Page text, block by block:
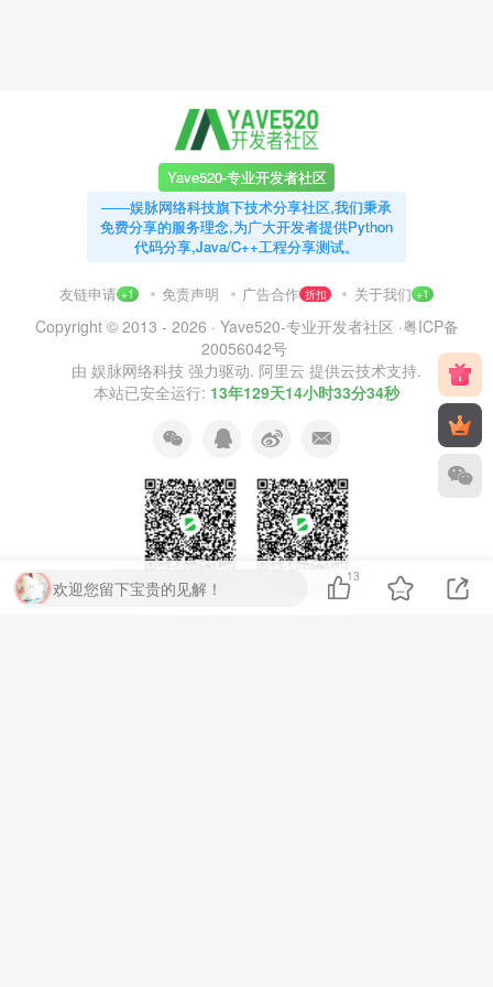
Yave520-专业开发者社区
——娱脉网络科技旗下技术分享社区,我们秉承
免费分享的服务理念,为广大开发者提供Python
代码分享,Java/C++工程分享测试。
友链申请 +1 免责声明 广告合作 折扣 关于我们 +1
Copyright © 2013 - 2026 · Yave520-专业开发者社区 ·粤ICP备
20056042号
由 娱脉网络科技 强力驱动. 阿里云 提供云技术支持.
本站已安全运行: 13年129天14小时33分34秒
扫码加QQ群 扫码加微信
欢迎您留下宝贵的见解！
13